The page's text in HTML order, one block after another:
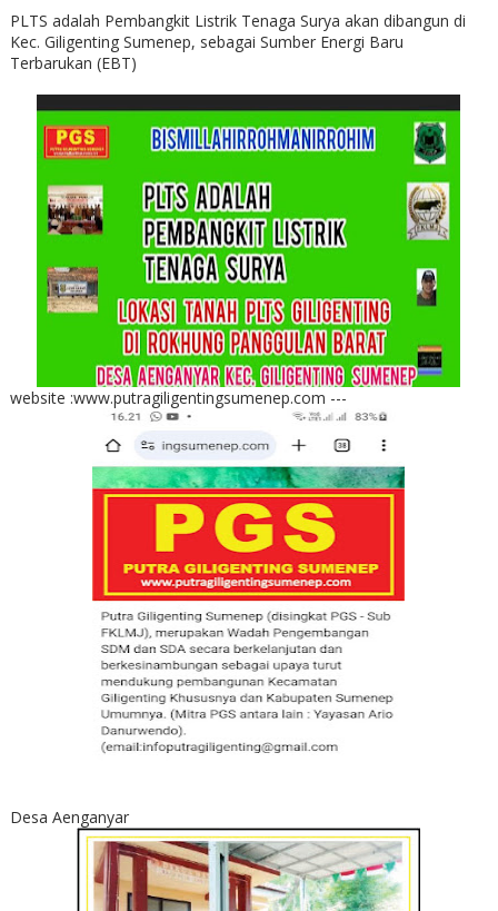
PLTS adalah Pembangkit Listrik Tenaga Surya akan dibangun di
Kec. Giligenting Sumenep, sebagai Sumber Energi Baru
Terbarukan (EBT)
website :www.putragiligentingsumenep.com ---
Desa Aenganyar